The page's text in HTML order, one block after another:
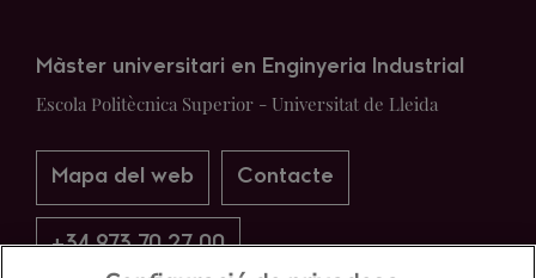
Màster universitari en Enginyeria Industrial
Escola Politècnica Superior - Universitat de Lleida
Mapa del web Contacte
+34 973 70 27 00